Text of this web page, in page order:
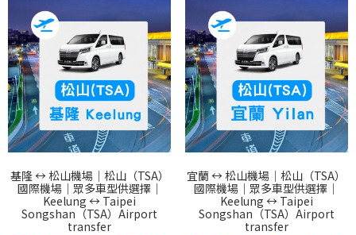
基隆 ↔︎ 松山機場｜松山（TSA）
國際機場｜眾多車型供選擇｜
Keelung ↔︎ Taipei
Songshan（TSA）Airport
transfer
宜蘭 ↔︎ 松山機場｜松山（TSA）
國際機場｜眾多車型供選擇｜
Keelung ↔︎ Taipei
Songshan（TSA）Airport
transfer